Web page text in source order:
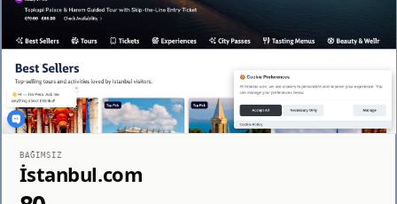
BAĞIMSIZ
İstanbul.com